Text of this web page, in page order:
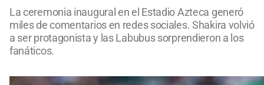
La ceremonia inaugural en el Estadio Azteca generó
miles de comentarios en redes sociales. Shakira volvió
a ser protagonista y las Labubus sorprendieron a los
fanáticos.